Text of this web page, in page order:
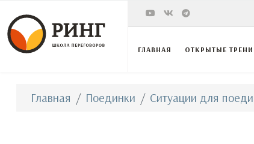
ГЛАВНАЯ ОТКРЫТЫЕ
Главная Поединки Ситуации для